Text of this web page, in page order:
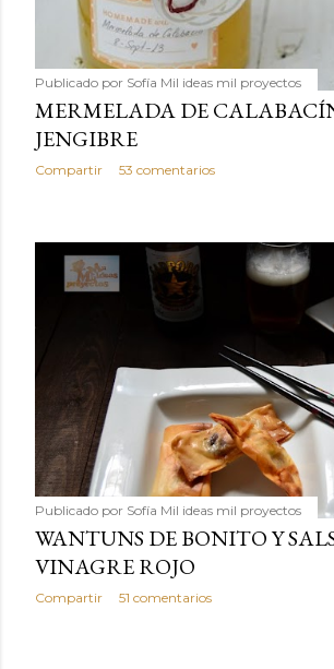
Publicado por Sofía Mil ideas mil proyectos
MERMELADA DE
JENGIBRE
Compartir 53 comentarios
Publicado por Sofía Mil ideas mil proyectos
WANTUNS DE BONITO Y
VINAGRE ROJO
Compartir 51 comentarios